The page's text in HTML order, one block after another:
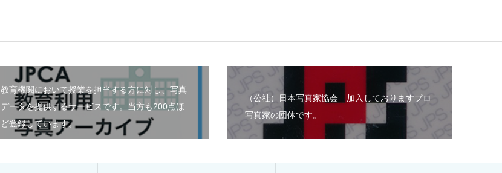
教育機関において授業を担当する方に対し、写真
データを提供するサービスです。当方も200点ほ
ど登録しています。
（公社）日本写真家協会 加入しておりますプロ
写真家の団体です。